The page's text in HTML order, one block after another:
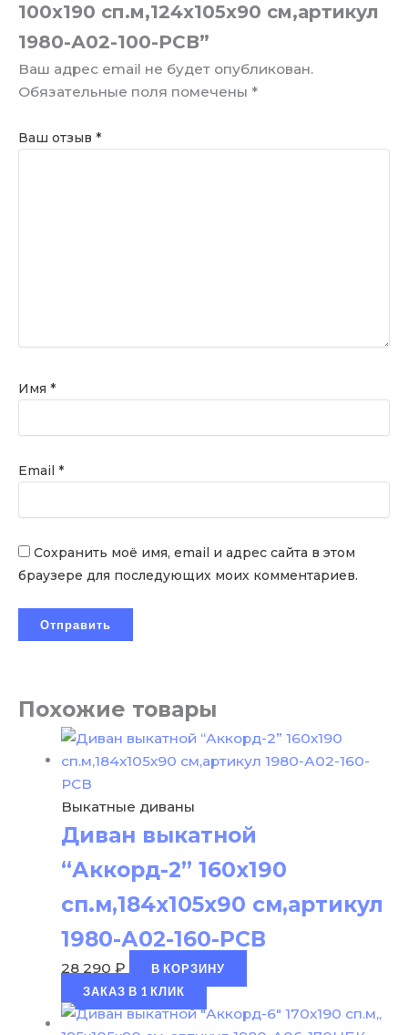
100х190 сп.м,124х105х90 см,артикул
1980-А02-100-РСВ”
Ваш адрес email не будет опубликован.
Обязательные поля помечены *
Ваш отзыв *
Имя *
Email *
Сохранить моё имя, email и адрес сайта в этом
браузере для последующих моих комментариев.
Похожие товары
Выкатные диваны
Диван выкатной
“Аккорд-2” 160х190
сп.м,184х105х90 см,артикул
1980-А02-160-РСВ
28 290 ₽
В КОРЗИНУ
ЗАКАЗ В 1 КЛИК